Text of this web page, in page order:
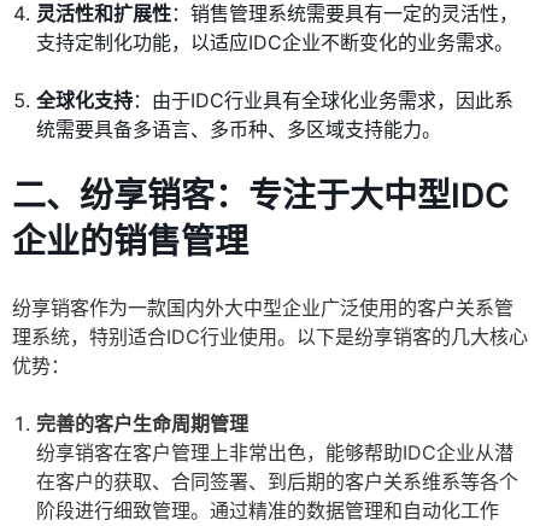
灵活性和扩展性：销售管理系统需要具有一定的灵活性，
支持定制化功能，以适应IDC企业不断变化的业务需求。
全球化支持：由于IDC行业具有全球化业务需求，因此系
统需要具备多语言、多币种、多区域支持能力。
二、纷享销客：专注于大中型IDC
企业的销售管理
纷享销客作为一款国内外大中型企业广泛使用的客户关系管
理系统，特别适合IDC行业使用。以下是纷享销客的几大核心
优势：
完善的客户生命周期管理
纷享销客在客户管理上非常出色，能够帮助IDC企业从潜
在客户的获取、合同签署、到后期的客户关系维系等各个
阶段进行细致管理。通过精准的数据管理和自动化工作